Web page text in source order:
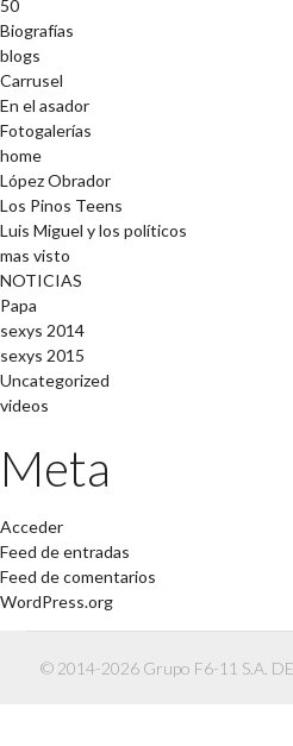
50
Biografías
blogs
Carrusel
En el asador
Fotogalerías
home
López Obrador
Los Pinos Teens
Luis Miguel y los políticos
mas visto
NOTICIAS
Papa
sexys 2014
sexys 2015
Uncategorized
videos
Meta
Acceder
Feed de entradas
Feed de comentarios
WordPress.org
© 2014-2026 Grupo F6-11 S.A.